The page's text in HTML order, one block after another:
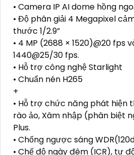
• Camera IP AI dome hồng
• Độ phân giải 4 Megapixel
thước 1/2.9”
• 4 MP (2688 × 1520)@20 fps
1440@25/30 fps.
• Hỗ trợ công nghệ Starlight
• Chuẩn nén H265
+
• Hỗ trợ chức năng phát hiện
rào ảo, Xâm nhập (phân biệt
Plus.
• Chống ngược sáng
• Chế độ ngày đêm (ICR), tự